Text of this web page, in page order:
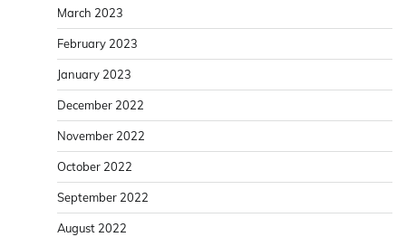
March 2023
February 2023
January 2023
December 2022
November 2022
October 2022
September 2022
August 2022